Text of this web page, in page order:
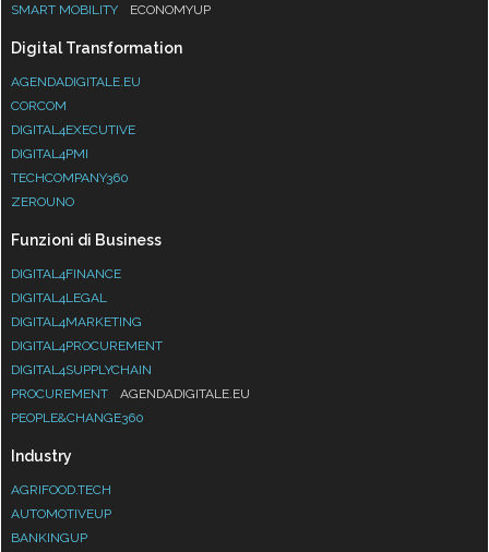
SMART MOBILITY
ECONOMYUP
Digital Transformation
AGENDADIGITALE.EU
CORCOM
DIGITAL4EXECUTIVE
DIGITAL4PMI
TECHCOMPANY360
ZEROUNO
Funzioni di Business
DIGITAL4FINANCE
DIGITAL4LEGAL
DIGITAL4MARKETING
DIGITAL4PROCUREMENT
DIGITAL4SUPPLYCHAIN
PROCUREMENT
AGENDADIGITALE.EU
PEOPLE&CHANGE360
Industry
AGRIFOOD.TECH
AUTOMOTIVEUP
BANKINGUP